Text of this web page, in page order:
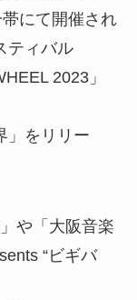
にて開催され
ティバル
2023」
」をリリー
や「大阪音楽
“ビギバ